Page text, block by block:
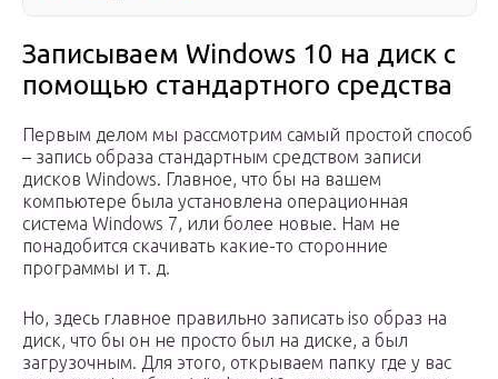
Записываем Windows 10 на диск с
помощью стандартного средства
Первым делом мы рассмотрим самый простой способ
– запись образа стандартным средством записи
дисков Windows. Главное, что бы на вашем
компьютере была установлена операционная
система Windows 7, или более новые. Нам не
понадобится скачивать какие-то сторонние
программы и т. д.
Но, здесь главное правильно записать iso образ на
диск, что бы он не просто был на диске, а был
загрузочным. Для этого, открываем папку где у вас